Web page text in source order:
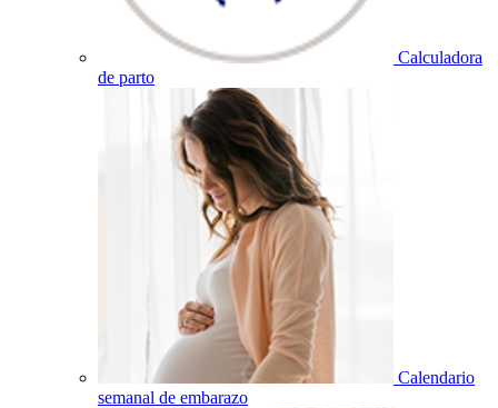
Calculadora
de parto
Calendario
semanal de embarazo